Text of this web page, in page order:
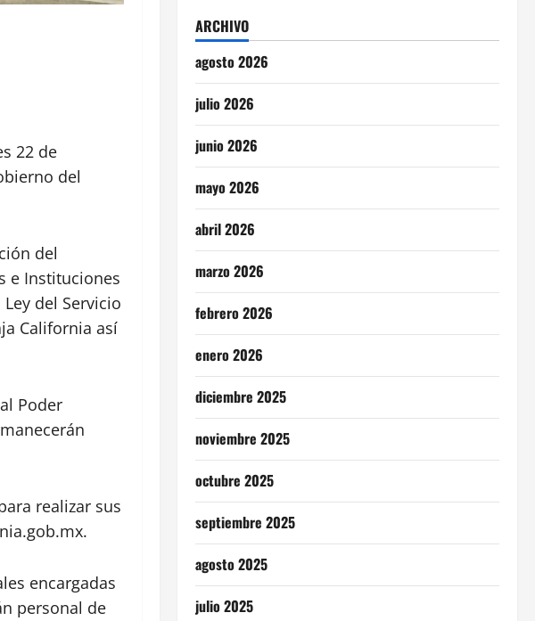
22 de
del
del
e Instituciones
del Servicio
California así
Poder
realizar sus
encargadas
personal de
ARCHIVO
agosto 2026
julio 2026
junio 2026
mayo 2026
abril 2026
marzo 2026
febrero 2026
enero 2026
diciembre 2025
noviembre 2025
octubre 2025
septiembre 2025
agosto 2025
julio 2025